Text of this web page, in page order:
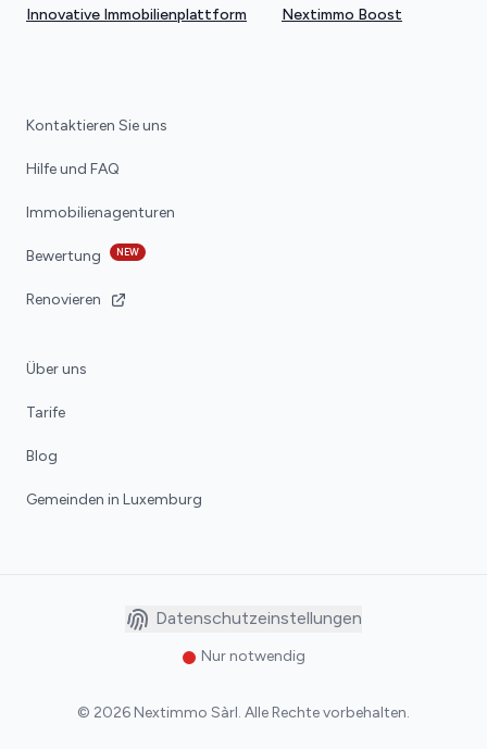
Innovative Immobilienplattform Nextimmo Boost
Kontaktieren Sie uns
Hilfe und FAQ
Immobilienagenturen
Bewertung NEW
Renovieren
Über uns
Tarife
Blog
Gemeinden in Luxemburg
Datenschutzeinstellungen
Nur notwendig
© 2026 Nextimmo Sàrl. Alle Rechte vorbehalten.